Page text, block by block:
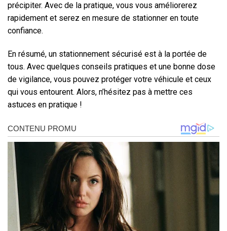
précipiter. Avec de la pratique, vous vous améliorerez
rapidement et serez en mesure de stationner en toute
confiance.
En résumé, un stationnement sécurisé est à la portée de
tous. Avec quelques conseils pratiques et une bonne dose
de vigilance, vous pouvez protéger votre véhicule et ceux
qui vous entourent. Alors, n’hésitez pas à mettre ces
astuces en pratique !